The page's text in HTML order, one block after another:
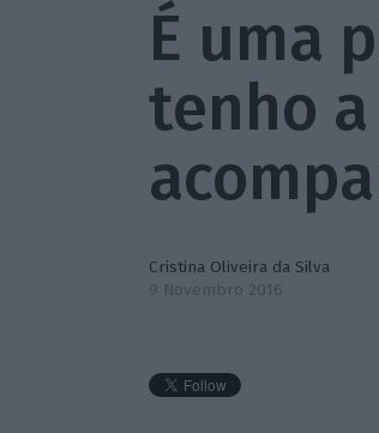
É uma
tenho
Cristina Oliveira da Silva
9 Novembro 2016